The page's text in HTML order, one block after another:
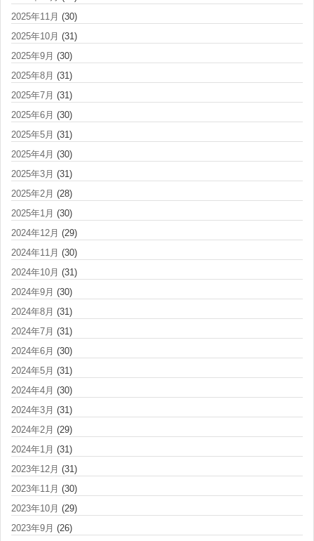
2025年11月 (30)
2025年10月 (31)
2025年9月 (30)
2025年8月 (31)
2025年7月 (31)
2025年6月 (30)
2025年5月 (31)
2025年4月 (30)
2025年3月 (31)
2025年2月 (28)
2025年1月 (30)
2024年12月 (29)
2024年11月 (30)
2024年10月 (31)
2024年9月 (30)
2024年8月 (31)
2024年7月 (31)
2024年6月 (30)
2024年5月 (31)
2024年4月 (30)
2024年3月 (31)
2024年2月 (29)
2024年1月 (31)
2023年12月 (31)
2023年11月 (30)
2023年10月 (29)
2023年9月 (26)